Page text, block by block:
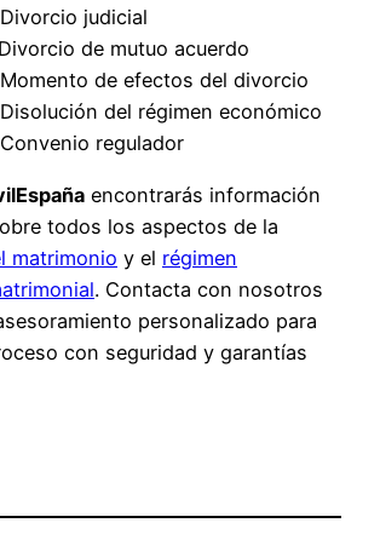
judicial
de mutuo acuerdo
de efectos del divorcio
del régimen económico
regulador
encontrarás información
todos los aspectos de la
matrimonio y el régimen
. Contacta con nosotros
personalizado para
con seguridad y garantías